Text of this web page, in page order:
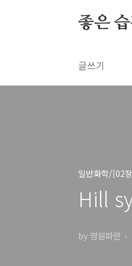
좋은
글쓰기
일반화학/[02
Hill
by 영원파란